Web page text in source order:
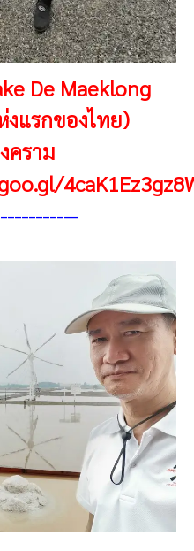
De Maeklong
งแรกของไทย)
คราม
-